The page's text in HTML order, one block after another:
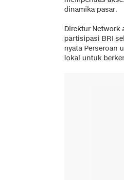
dinamika pasar.
Direktur Network
partisipasi BRI
nyata Perseroan
lokal untuk